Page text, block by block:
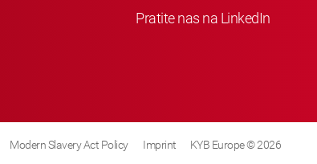
Pratite nas na LinkedIn
Modern Slavery Act Policy Imprint KYB Europe © 2026